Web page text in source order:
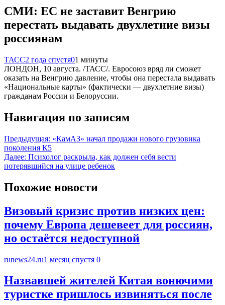
СМИ: ЕС не заставит Венгрию
перестать выдавать двухлетние визы
россиянам
ТАСС2 года спустя01 минуты
ЛОНДОН, 10 августа. /ТАСС/. Евросоюз вряд ли сможет
оказать на Венгрию давление, чтобы она перестала выдавать
«Национальные карты» (фактически — двухлетние визы)
гражданам России и Белоруссии.
Навигация по записям
Предыдущая: «КамАЗ» начал продажи нового грузовика
поколения К5
Далее: Психолог раскрыла, как должен себя вести
потерявшийся на улице ребенок
Похожие новости
Визовый кризис против низких цен:
почему Европа дешевеет для россиян,
но остаётся недоступной
runews24.ru1 месяц спустя 0
Назвавшей жителей Китая вонючими
туристке пришлось извиняться после